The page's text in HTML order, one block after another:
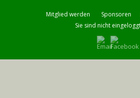
Mitglied werden Sponsoren
Sie sind nicht